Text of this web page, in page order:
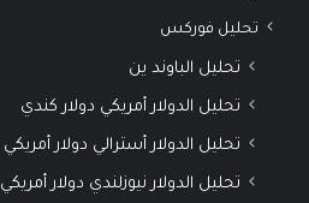
تحليل فوركس
تحليل الباوند ين
تحليل الدولار أمريكي دولار كندي
تحليل الدولار أسترالي دولار أمريكي
تحليل الدولار نيوزلندي دولار أمريكي